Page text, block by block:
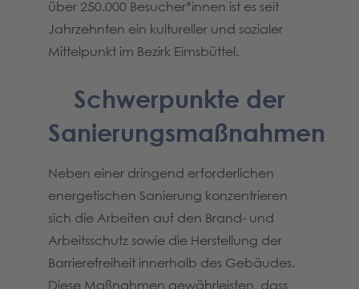
über 250.000 Besucher*innen ist es seit
Jahrzehnten ein kultureller und sozialer
Mittelpunkt im Bezirk Eimsbüttel.
Schwerpunkte der
Sanierungsmaßnahmen
Neben einer dringend erforderlichen
energetischen Sanierung konzentrieren
sich die Arbeiten auf den Brand- und
Arbeitsschutz sowie die Herstellung der
Barrierefreiheit innerhalb des Gebäudes.
Diese Maßnahmen gewährleisten, dass